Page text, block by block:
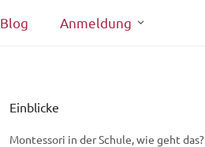
Blog Anmeldung
Einblicke
Montessori in der Schule, wie geht das?